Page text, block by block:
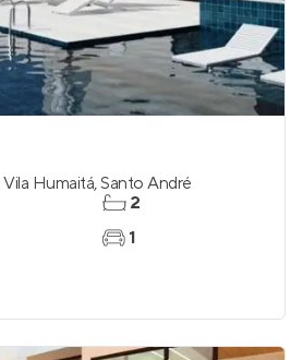
Vila Humaitá,Santo André
2
1